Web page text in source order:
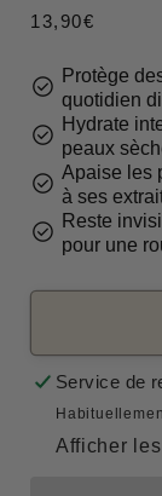
Prix
13,90€
check_circle Protège
quotidien
check_circle Hydrate
peaux
check_circle Apaise les
à ses
check_circle Reste
pour une
Service de
Afficher